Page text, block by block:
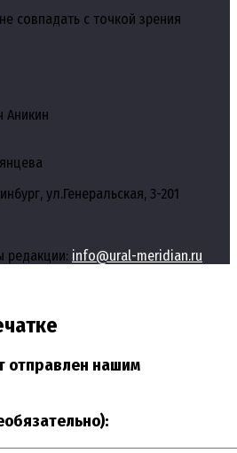
совпадать с точкой зрения
Аникин
ул.Генеральская, 3-201
редакции: info@ural-meridian.ru
отправлен нашим